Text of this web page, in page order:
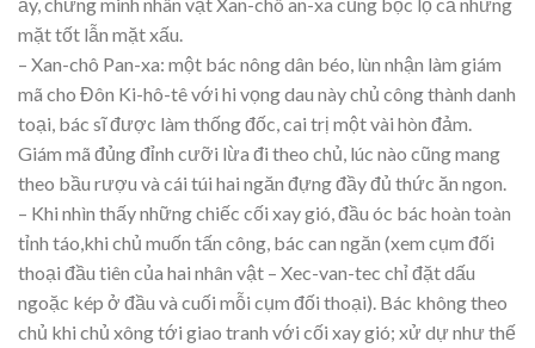
mặt tốt lẫn mặt xấu.
– Xan-chô Pan-xa: một bác nông dân béo, lùn nhận làm giám
mã cho Đôn Ki-hô-tê với hi vọng dau này chủ công thành danh
toại, bác sĩ được làm thống đốc, cai trị một vài hòn đảm.
Giám mã đủng đỉnh cưỡi lừa đi theo chủ, lúc nào cũng mang
theo bầu rượu và cái túi hai ngăn đựng đầy đủ thức ăn ngon.
– Khi nhìn thấy những chiếc cối xay gió, đầu óc bác hoàn toàn
tỉnh táo,khi chủ muốn tấn công, bác can ngăn (xem cụm đối
thoại đầu tiên của hai nhân vật – Xec-van-tec chỉ đặt dấu
ngoặc kép ở đầu và cuối mỗi cụm đối thoại). Bác không theo
chủ khi chủ xông tới giao tranh với cối xay gió; xử dự như thế